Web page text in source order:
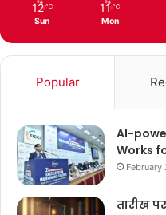
12 ℃
Sun
11 ℃
Mon
Popular
AI-
Works
February
तारीख